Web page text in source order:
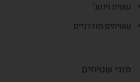
שטיח וינטג'
שטיחים מודרניים
סוגי שטיחים